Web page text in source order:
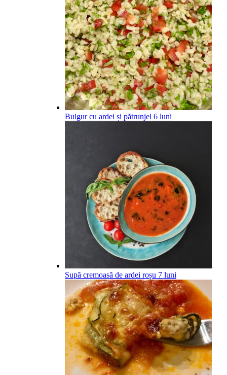
Bulgur cu ardei și pătrunjel 6 luni
Supă cremoasă de ardei roșu 7 luni